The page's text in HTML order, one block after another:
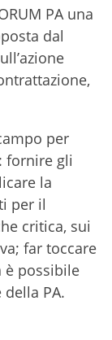
PA una
dal
per
fornire gli
la
per il
critica, sui
far toccare
è possibile
PA.